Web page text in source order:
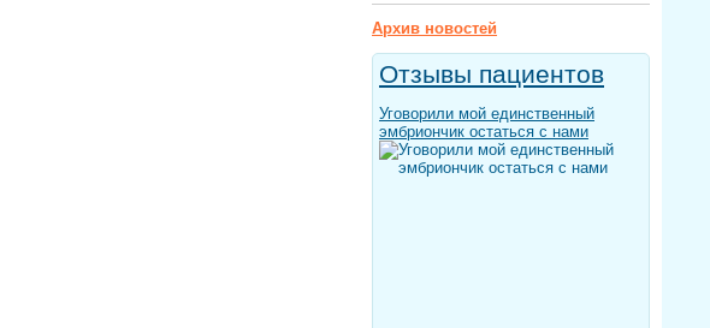
Архив новостей
Отзывы пациентов
Уговорили мой единственный
эмбриончик остаться с нами